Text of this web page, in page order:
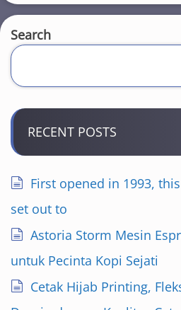
Search
RECENT POSTS
First opened in 1993,
set out to
Astoria Storm Mesin
untuk Pecinta Kopi Sejati
Cetak Hijab Printing,